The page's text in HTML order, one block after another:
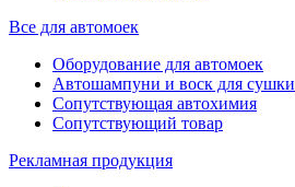
Все для автомоек
Оборудование для автомоек
Автошампуни и воск для сушки
Сопутствующая автохимия
Сопутствующий товар
Рекламная продукция